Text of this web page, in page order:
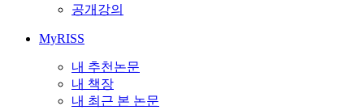
공개강의
MyRISS
내 추천논문
내 책장
내 최근 본 논문